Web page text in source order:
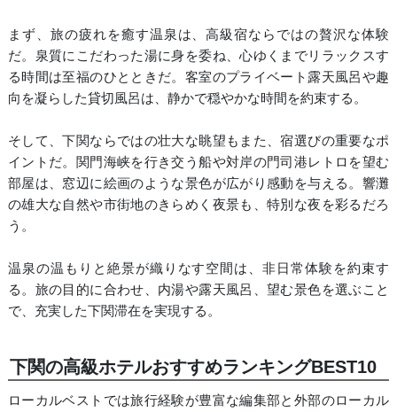
まず、旅の疲れを癒す温泉は、高級宿ならではの贅沢な体験
だ。泉質にこだわった湯に身を委ね、心ゆくまでリラックスす
る時間は至福のひとときだ。客室のプライベート露天風呂や趣
向を凝らした貸切風呂は、静かで穏やかな時間を約束する。
そして、下関ならではの壮大な眺望もまた、宿選びの重要なポ
イントだ。関門海峡を行き交う船や対岸の門司港レトロを望む
部屋は、窓辺に絵画のような景色が広がり感動を与える。響灘
の雄大な自然や市街地のきらめく夜景も、特別な夜を彩るだろ
う。
温泉の温もりと絶景が織りなす空間は、非日常体験を約束す
る。旅の目的に合わせ、内湯や露天風呂、望む景色を選ぶこと
で、充実した下関滞在を実現する。
下関の高級ホテルおすすめランキングBEST10
ローカルベストでは旅行経験が豊富な編集部と外部のローカル